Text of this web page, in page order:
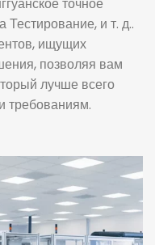
точное
и т. д..
ищущих
позволяя вам
лучше всего
требованиям.